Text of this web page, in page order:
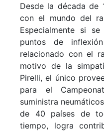
Desde la década de
con el mundo del
Especialmente si
puntos de
relacionado con el
motivo de la
Pirelli, el único
para el
suministra
de 40 países de
tiempo, logra